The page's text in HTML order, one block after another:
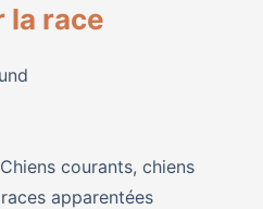
la race
courants, chiens
apparentées